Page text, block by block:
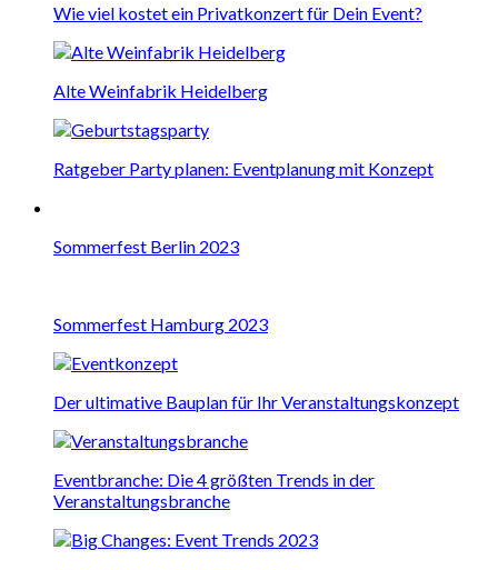
Wie viel kostet ein Privatkonzert für Dein Event?
Alte Weinfabrik Heidelberg
Ratgeber Party planen: Eventplanung mit Konzept
Sommerfest Berlin 2023
Sommerfest Hamburg 2023
Der ultimative Bauplan für Ihr Veranstaltungskonzept
Eventbranche: Die 4 größten Trends in der
Veranstaltungsbranche